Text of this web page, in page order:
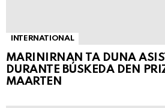
INTERNATIONAL
MARINIRNAN TA DUNA
DURANTE BÚSKEDA DEN
MAARTEN